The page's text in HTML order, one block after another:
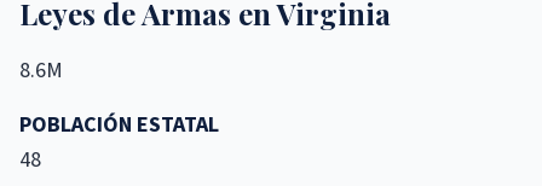
Leyes de Armas en Virginia
8.6M
POBLACIÓN ESTATAL
48